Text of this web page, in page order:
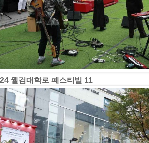
웰컴대학로 페스티벌 11